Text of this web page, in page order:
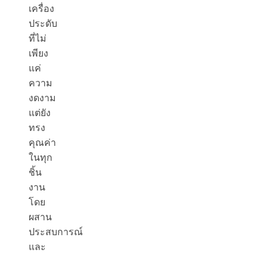
เครื่อง
ประดับ
ที่ไม่
เพียง
แค่
ความ
งดงาม
แต่ยัง
ทรง
คุณค่า
ในทุก
ชิ้น
งาน
โดย
ผสาน
ประสบการณ์
และ